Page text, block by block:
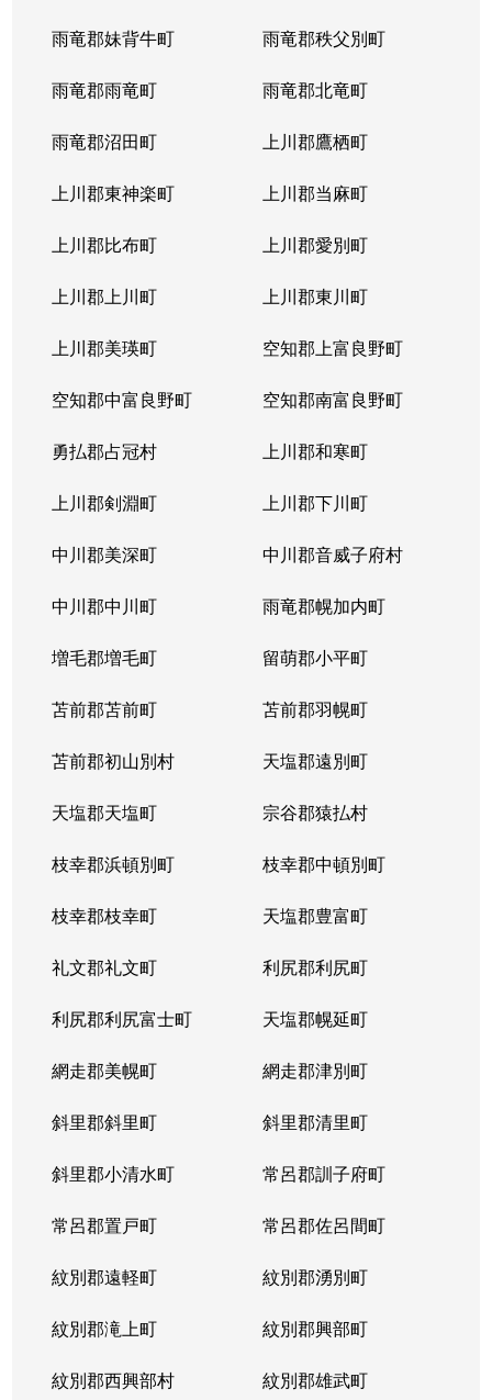
雨竜郡妹背牛町 雨竜郡秩父別町
雨竜郡雨竜町 雨竜郡北竜町
雨竜郡沼田町 上川郡鷹栖町
上川郡東神楽町 上川郡当麻町
上川郡比布町 上川郡愛別町
上川郡上川町 上川郡東川町
上川郡美瑛町 空知郡上富良野町
空知郡中富良野町 空知郡南富良野町
勇払郡占冠村 上川郡和寒町
上川郡剣淵町 上川郡下川町
中川郡美深町 中川郡音威子府村
中川郡中川町 雨竜郡幌加内町
増毛郡増毛町 留萌郡小平町
苫前郡苫前町 苫前郡羽幌町
苫前郡初山別村 天塩郡遠別町
天塩郡天塩町 宗谷郡猿払村
枝幸郡浜頓別町 枝幸郡中頓別町
枝幸郡枝幸町 天塩郡豊富町
礼文郡礼文町 利尻郡利尻町
利尻郡利尻富士町 天塩郡幌延町
網走郡美幌町 網走郡津別町
斜里郡斜里町 斜里郡清里町
斜里郡小清水町 常呂郡訓子府町
常呂郡置戸町 常呂郡佐呂間町
紋別郡遠軽町 紋別郡湧別町
紋別郡滝上町 紋別郡興部町
紋別郡西興部村 紋別郡雄武町